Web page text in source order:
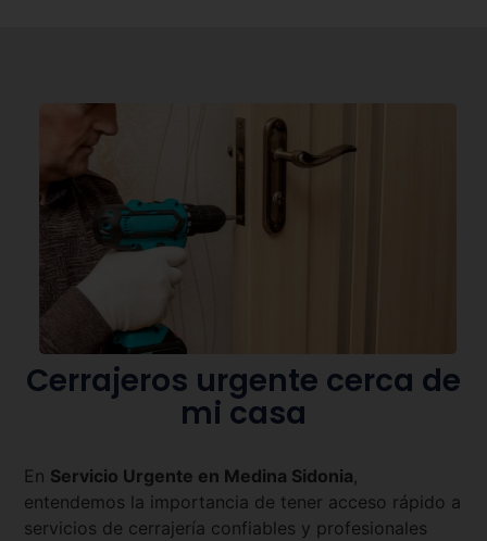
Cerrajeros urgente cerca de
mi casa
En Servicio Urgente en Medina Sidonia
entendemos la importancia de tener acceso rápido a
servicios de cerrajería confiables y profesionales